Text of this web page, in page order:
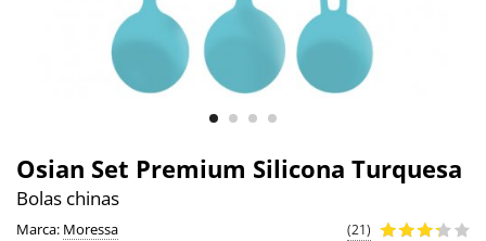
Osian Set Premium Silicona Turquesa
Bolas chinas
Marca: Moressa (21)